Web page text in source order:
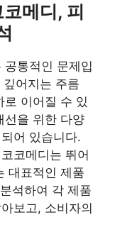
메디, 피
통적인 문제입
어지는 주름
로 이어질 수 있
선을 위한 다양
어 있습니다.
코메디는 뛰어
대표적인 제품
석하여 각 제품
보고, 소비자의